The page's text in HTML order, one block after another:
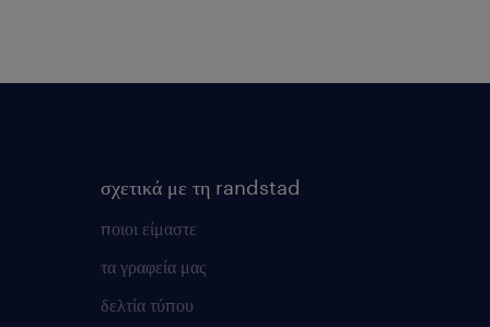
σχετικά με τη randstad
ποιοι είμαστε
τα γραφεία μας
δελτία τύπου